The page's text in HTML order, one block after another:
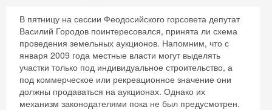
В пятницу на сессии Феодосийского горсовета депутат
Василий Городов поинтересовался, принята ли схема
проведения земельных аукционов. Напомним, что с
января 2009 года местные власти могут выделять
участки только под индивидуальное строительство, а
под коммерческое или рекреационное значение они
должны продаваться на аукционах. Однако их
механизм законодателями пока не был предусмотрен.